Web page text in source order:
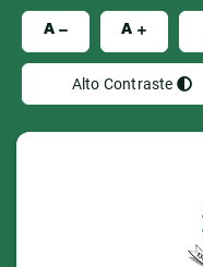
A A
Alto Contraste